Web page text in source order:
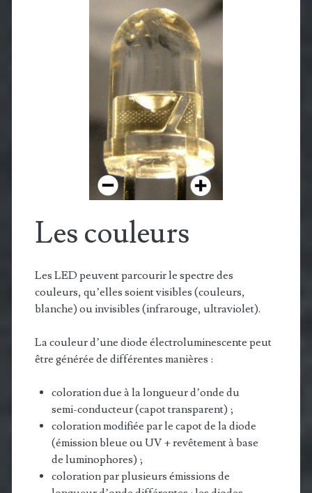
Les couleurs
Les LED peuvent parcourir le spectre des
couleurs, qu’elles soient visibles (couleurs,
blanche) ou invisibles (infrarouge, ultraviolet).
La couleur d’une diode électroluminescente peut
être générée de différentes manières :
coloration due à la longueur d’onde du
semi-conducteur (capot transparent) ;
coloration modifiée par le capot de la diode
(émission bleue ou UV + revêtement à base
de luminophores) ;
coloration par plusieurs émissions de